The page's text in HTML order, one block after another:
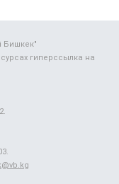
Бишкек"
гиперссылка на